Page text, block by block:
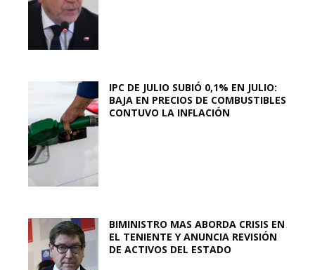
IPC DE JULIO SUBIÓ 0,1% EN JULIO:
BAJA EN PRECIOS DE COMBUSTIBLES
CONTUVO LA INFLACIÓN
BIMINISTRO MAS ABORDA CRISIS EN
EL TENIENTE Y ANUNCIA REVISIÓN
DE ACTIVOS DEL ESTADO